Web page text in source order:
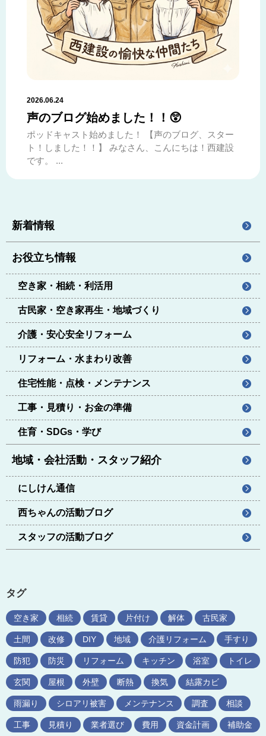
2026.06.24
声のブログ始めました！！😲
ポッドキャスト始めました！ 【声のブログ、スター
ト！しました！！】 みなさん、こんにちは！西建設
です。 ...
新着情報
お役立ち情報
空き家・相続・利活用
古民家・空き家再生・地域づくり
介護・安心安全リフォーム
リフォーム・水まわり改善
住宅性能・点検・メンテナンス
工事・見積り・お金の準備
住育・SDGs・学び
地域・会社活動・スタッフ紹介
にしけん通信
西ちゃんの活動ブログ
スタッフの活動ブログ
タグ
空き家 相続 賃貸 片付け 解体 古民家
土間 改修 DIY 地域 介護リフォーム 手すり
防犯 防災 リフォーム キッチン 浴室 トイレ
玄関 屋根 外壁 断熱 換気 結露カビ
雨漏り シロアリ被害 メンテナンス 調査 相談
工事 見積り 業者選び 費用 資金計画 補助金